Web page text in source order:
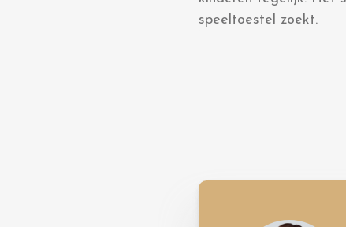
speeltoestel zoekt.